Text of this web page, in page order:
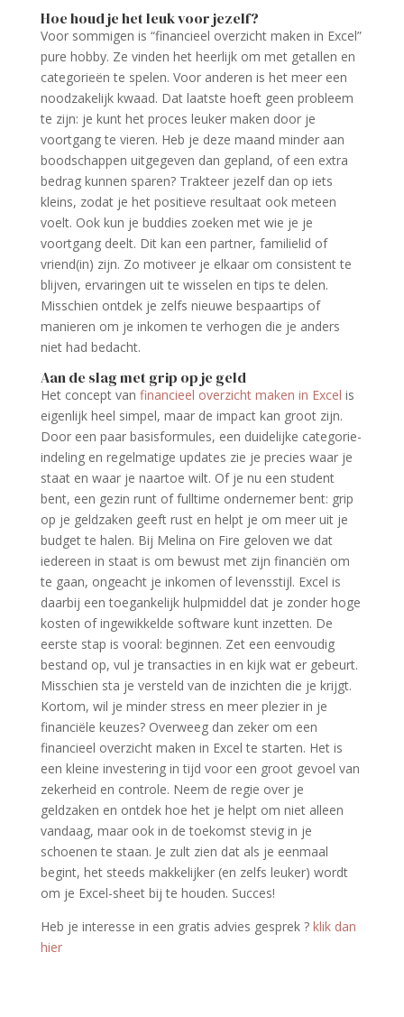
Hoe houd je het leuk voor jezelf?
Voor sommigen is “financieel overzicht maken in Excel”
pure hobby. Ze vinden het heerlijk om met getallen en
categorieën te spelen. Voor anderen is het meer een
noodzakelijk kwaad. Dat laatste hoeft geen probleem
te zijn: je kunt het proces leuker maken door je
voortgang te vieren. Heb je deze maand minder aan
boodschappen uitgegeven dan gepland, of een extra
bedrag kunnen sparen? Trakteer jezelf dan op iets
kleins, zodat je het positieve resultaat ook meteen
voelt. Ook kun je buddies zoeken met wie je je
voortgang deelt. Dit kan een partner, familielid of
vriend(in) zijn. Zo motiveer je elkaar om consistent te
blijven, ervaringen uit te wisselen en tips te delen.
Misschien ontdek je zelfs nieuwe bespaartips of
manieren om je inkomen te verhogen die je anders
niet had bedacht.
Aan de slag met grip op je geld
Het concept van financieel overzicht maken in Excel is
eigenlijk heel simpel, maar de impact kan groot zijn.
Door een paar basisformules, een duidelijke categorie-
indeling en regelmatige updates zie je precies waar je
staat en waar je naartoe wilt. Of je nu een student
bent, een gezin runt of fulltime ondernemer bent: grip
op je geldzaken geeft rust en helpt je om meer uit je
budget te halen. Bij Melina on Fire geloven we dat
iedereen in staat is om bewust met zijn financiën om
te gaan, ongeacht je inkomen of levensstijl. Excel is
daarbij een toegankelijk hulpmiddel dat je zonder hoge
kosten of ingewikkelde software kunt inzetten. De
eerste stap is vooral: beginnen. Zet een eenvoudig
bestand op, vul je transacties in en kijk wat er gebeurt.
Misschien sta je versteld van de inzichten die je krijgt.
Kortom, wil je minder stress en meer plezier in je
financiële keuzes? Overweeg dan zeker om een
financieel overzicht maken in Excel te starten. Het is
een kleine investering in tijd voor een groot gevoel van
zekerheid en controle. Neem de regie over je
geldzaken en ontdek hoe het je helpt om niet alleen
vandaag, maar ook in de toekomst stevig in je
schoenen te staan. Je zult zien dat als je eenmaal
begint, het steeds makkelijker (en zelfs leuker) wordt
om je Excel-sheet bij te houden. Succes!
Heb je interesse in een gratis advies gesprek ­­? klik dan
hier